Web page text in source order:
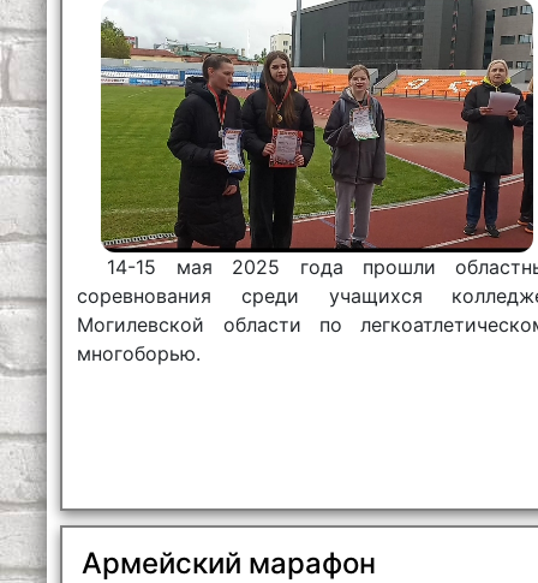
14-15 мая 2025 года прошли
соревнования среди учащихся
Могилевской области по
многоборью.
Армейский марафон